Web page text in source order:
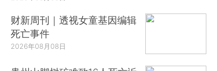
财新周刊｜透视女童基因编辑
死亡事件
2026年08月08日